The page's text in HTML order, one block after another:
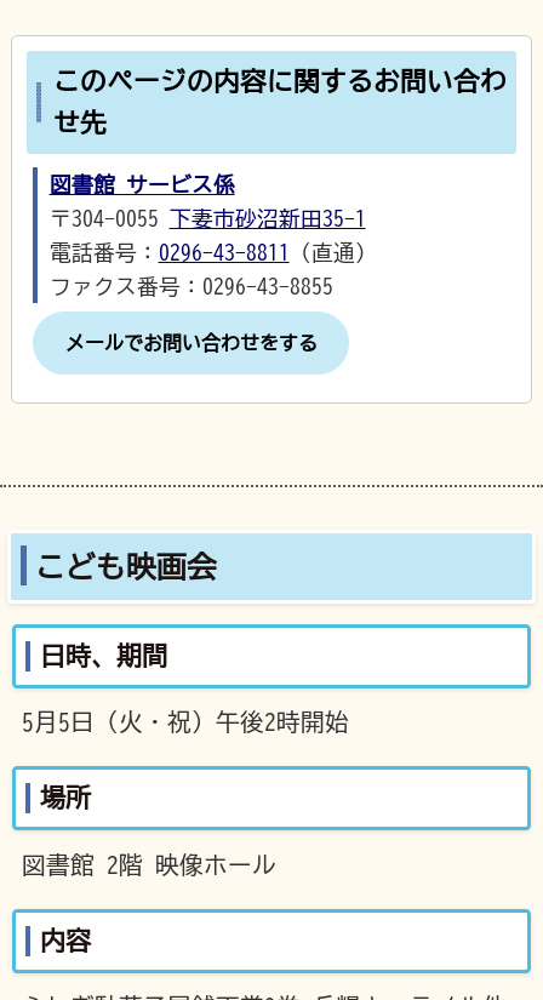
このページの内容に関するお問い合わ
せ先
図書館 サービス係
〒304-0055 下妻市砂沼新田35-1
電話番号： 0296-43-8811
（直通）
ファクス番号：0296-43-8855
メールでお問い合わせをする
こども映画会
日時、期間
5月5日（火・祝）午後2時開始
場所
図書館 2階 映像ホール
内容